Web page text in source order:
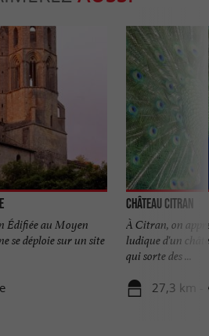
Édifiée au Moyen
se déploie sur un site
Château Citran
À Citran, on
ludique d'un
qui sorte des ...
27,3 km -